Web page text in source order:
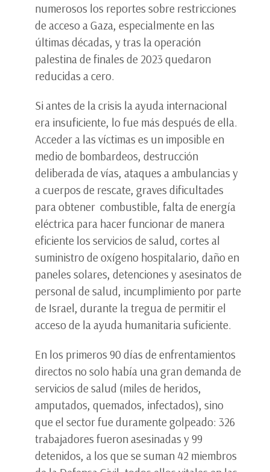
numerosos los reportes sobre restricciones
de acceso a Gaza, especialmente en las
últimas décadas, y tras la operación
palestina de finales de 2023 quedaron
reducidas a cero.
Si antes de la crisis la ayuda internacional
era insuficiente, lo fue más después de ella.
Acceder a las víctimas es un imposible en
medio de bombardeos, destrucción
deliberada de vías, ataques a ambulancias y
a cuerpos de rescate, graves dificultades
para obtener combustible, falta de energía
eléctrica para hacer funcionar de manera
eficiente los servicios de salud, cortes al
suministro de oxígeno hospitalario, daño en
paneles solares, detenciones y asesinatos de
personal de salud, incumplimiento por parte
de Israel, durante la tregua de permitir el
acceso de la ayuda humanitaria suficiente.
En los primeros 90 días de enfrentamientos
directos no solo había una gran demanda de
servicios de salud (miles de heridos,
amputados, quemados, infectados), sino
que el sector fue duramente golpeado: 326
trabajadores fueron asesinadas y 99
detenidos, a los que se suman 42 miembros